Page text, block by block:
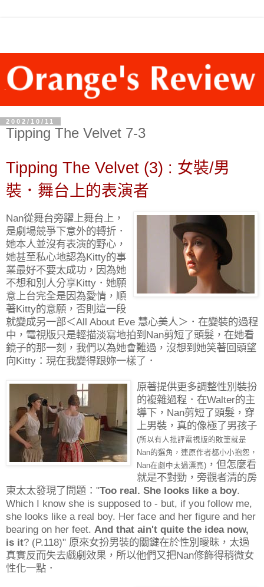
2002/10/11
Tipping The Velvet 7-3
Tipping The Velvet (3) : 女裝/男
裝．舞台上的表演者
Nan從舞台旁躍上舞台上，
是劇場競爭下意外的轉折．
她本人並沒有表演的野心，
她甚至私心地認為Kitty的事
業最好不要太成功，因為她
不想和別人分享Kitty．她願
意上台完全是因為愛情，順
著Kitty的意願，否則這一段
就變成另一部＜All About Eve 慧心美人＞．在變裝的過程
中，電視版只是輕描淡寫地拍到Nan剪短了頭髮，在她看
鏡子的那一刻，我們以為她會難過，沒想到她笑著回頭望
向Kitty：現在我變得跟妳一樣了．
原著提供更多調整性別裝扮
的複雜過程．在Walter的主
導下，Nan剪短了頭髮，穿
上男裝，真的像極了男孩子
(所以有人批評電視版的敗筆就是
Nan的選角，連原作者都小小抱怨，
Nan在劇中太過漂亮) ，但怎麼看
就是不對勁，旁觀者清的房
東太太發現了問題："Too real. She looks like a boy.
Which I know she is supposed to - but, if you follow me,
she looks like a real boy. Her face and her figure and her
bearing on her feet. And that ain't quite the idea now,
is it? (P.118)" 原來女扮男裝的關鍵在於性別曖昧，太過
真實反而失去戲劇效果，所以他們又把Nan修飾得稍微女
性化一點．